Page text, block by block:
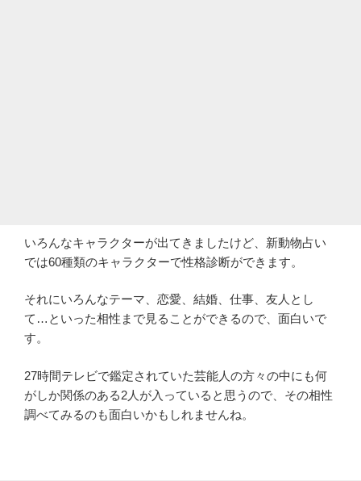
いろんなキャラクターが出てきましたけど、新動物占い
では60種類のキャラクターで性格診断ができます。
それにいろんなテーマ、恋愛、結婚、仕事、友人とし
て…といった相性まで見ることができるので、面白いで
す。
27時間テレビで鑑定されていた芸能人の方々の中にも何
がしか関係のある2人が入っていると思うので、その相性
調べてみるのも面白いかもしれませんね。